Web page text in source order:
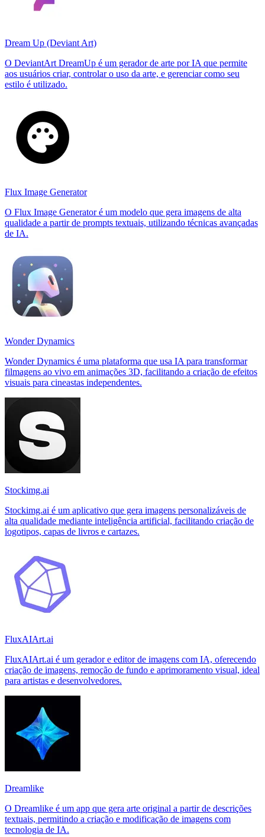
Dream Up (Deviant Art)
O DeviantArt DreamUp é um gerador de arte por IA que permite
aos usuários criar, controlar o uso da arte, e gerenciar como seu
estilo é utilizado.
Flux Image Generator
O Flux Image Generator é um modelo que gera imagens de alta
qualidade a partir de prompts textuais, utilizando técnicas avançadas
de IA.
Wonder Dynamics
Wonder Dynamics é uma plataforma que usa IA para transformar
filmagens ao vivo em animações 3D, facilitando a criação de efeitos
visuais para cineastas independentes.
Stockimg.ai
Stockimg.ai é um aplicativo que gera imagens personalizáveis de
alta qualidade mediante inteligência artificial, facilitando criação de
logotipos, capas de livros e cartazes.
FluxAIArt.ai
FluxAIArt.ai é um gerador e editor de imagens com IA, oferecendo
criação de imagens, remoção de fundo e aprimoramento visual, ideal
para artistas e desenvolvedores.
Dreamlike
O Dreamlike é um app que gera arte original a partir de descrições
textuais, permitindo a criação e modificação de imagens com
tecnologia de IA.